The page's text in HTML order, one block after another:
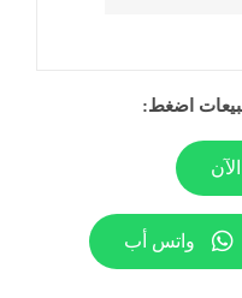
اضغط:
واتس أب